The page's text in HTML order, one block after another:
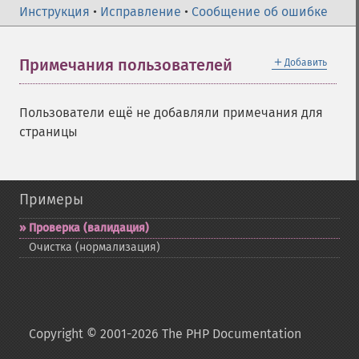
Инструкция • Исправление • Сообщение об ошибке
＋ Добавить
Примечания пользователей
Пользователи ещё не добавляли примечания для
страницы
Примеры
Проверка (валидация)
Очистка (нормализация)
Copyright © 2001-2026 The PHP Documentation